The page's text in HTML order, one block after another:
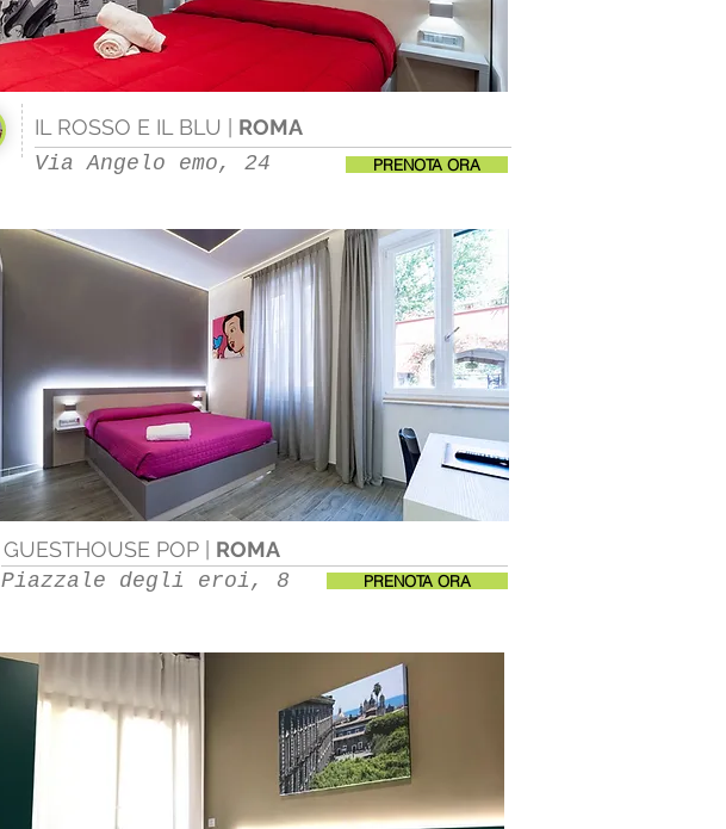
IL ROSSO E IL BLU | ROMA
Via Angelo emo, 24 PRENOTA ORA
GUESTHOUSE POP | ROMA
Piazzale degli eroi, 8 PRENOTA ORA